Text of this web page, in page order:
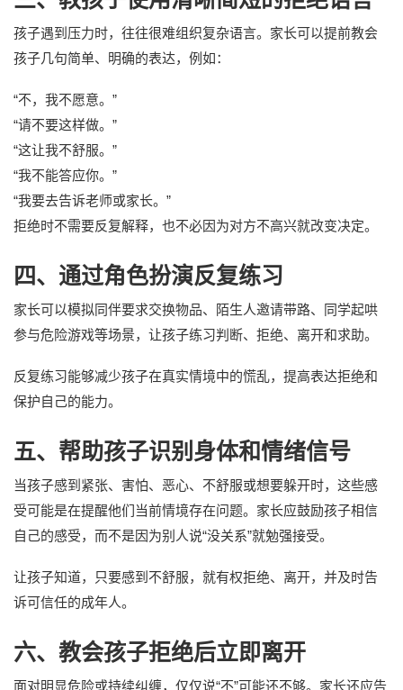
孩子遇到压力时，往往很难组织复杂语言。家长可以提前教会
孩子几句简单、明确的表达，例如：
“不，我不愿意。”
“请不要这样做。”
“这让我不舒服。”
“我不能答应你。”
“我要去告诉老师或家长。”
拒绝时不需要反复解释，也不必因为对方不高兴就改变决定。
四、通过角色扮演反复练习
家长可以模拟同伴要求交换物品、陌生人邀请带路、同学起哄
参与危险游戏等场景，让孩子练习判断、拒绝、离开和求助。
反复练习能够减少孩子在真实情境中的慌乱，提高表达拒绝和
保护自己的能力。
五、帮助孩子识别身体和情绪信号
当孩子感到紧张、害怕、恶心、不舒服或想要躲开时，这些感
受可能是在提醒他们当前情境存在问题。家长应鼓励孩子相信
自己的感受，而不是因为别人说“没关系”就勉强接受。
让孩子知道，只要感到不舒服，就有权拒绝、离开，并及时告
诉可信任的成年人。
六、教会孩子拒绝后立即离开
面对明显危险或持续纠缠，仅仅说“不”可能还不够。家长还应告